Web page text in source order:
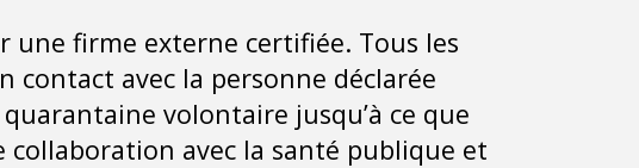
une firme externe certifiée. Tous les
avec la personne déclarée
volontaire jusqu’à ce que
avec la santé publique et